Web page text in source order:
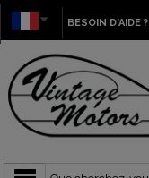
BESOIN D'AIDE ?